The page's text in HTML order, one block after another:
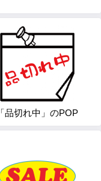
「品切れ中」のPOP